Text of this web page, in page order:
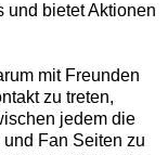
und bietet Aktionen
mit Freunden
zu treten,
jedem die
Fan Seiten zu